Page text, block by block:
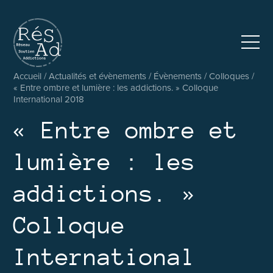
Réseau pluridisciplinaire d’accompagnement et de soutien
Accueil/Actualités et évènements/Évènements/Colloques/
« Entre ombre et lumière : les addictions. » Colloque
International 2018
« Entre ombre et
lumière : les
addictions. »
Colloque
International